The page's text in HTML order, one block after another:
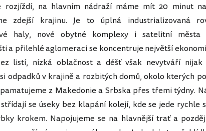
rozjíždí, na hlavním nádraží máme mít 20 minut
zdejší krajinu. Je to úplná industrializovaná
haly, nové obytné komplexy i satelitní města
a přilehlé aglomeraci se koncentruje největší
listí, nízká oblačnost a déšť však nevytváří nijak
odpadků v krajině a rozbitých domů, okolo kterých
z Makedonie a Srbska přes třemi týdny.
se úseky bez klapání kolejí, kde se jede rychle
krokem. Napojujeme se na hlavnější trať a